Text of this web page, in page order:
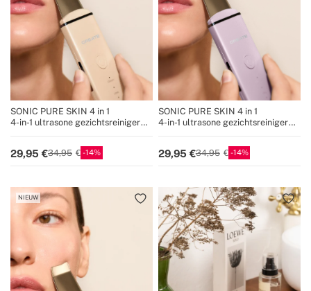
SONIC PURE SKIN 4 in 1
4-in-1 ultrasone gezichtsreiniger
29,95 34,95 14
SONIC PURE SKIN 4 in 1
4-in-1 ultrasone gezichtsreiniger
29,95 34,95 14
NIEUW